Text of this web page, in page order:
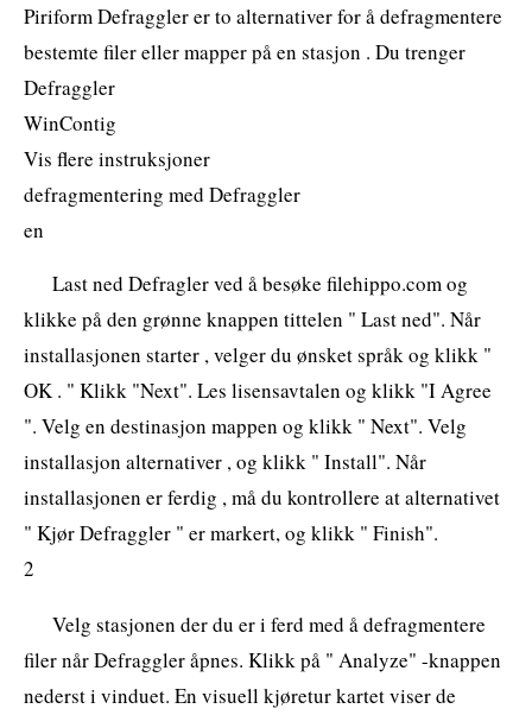
Piriform Defraggler er to alternativer for å defragmentere
bestemte filer eller mapper på en stasjon . Du trenger
Defraggler
WinContig
Vis flere instruksjoner
defragmentering med Defraggler
en
Last ned Defragler ved å besøke filehippo.com og
klikke på den grønne knappen tittelen " Last ned". Når
installasjonen starter , velger du ønsket språk og klikk "
OK . " Klikk "Next". Les lisensavtalen og klikk "I Agree
". Velg en destinasjon mappen og klikk " Next". Velg
installasjon alternativer , og klikk " Install". Når
installasjonen er ferdig , må du kontrollere at alternativet
" Kjør Defraggler " er markert, og klikk " Finish".
2
Velg stasjonen der du er i ferd med å defragmentere
filer når Defraggler åpnes. Klikk på " Analyze" -knappen
nederst i vinduet. En visuell kjøretur kartet viser de